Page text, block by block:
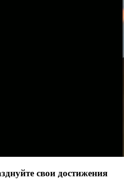
свои достижения